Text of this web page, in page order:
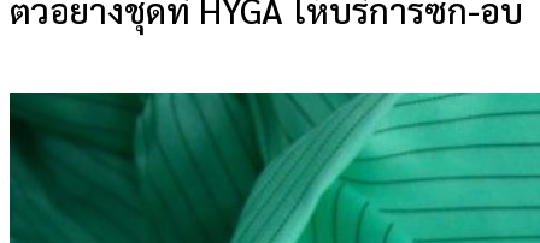
ตัวอย่างชุดที่ HYGA ให้บริการซัก-อบ